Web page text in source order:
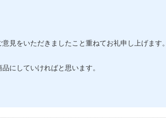
見をいただきましたこと重ねてお礼申し上げます。
にしていければと思います。